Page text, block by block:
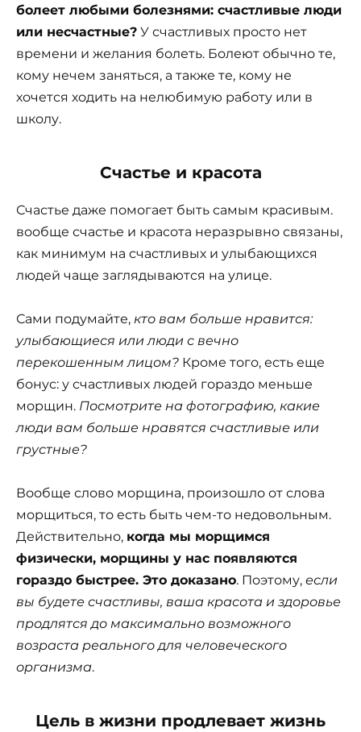
болеет любыми болезнями: счастливые люди
или несчастные? У счастливых просто нет
времени и желания болеть. Болеют обычно те,
кому нечем заняться, а также те, кому не
хочется ходить на нелюбимую работу или в
школу.
Счастье и красота
Счастье даже помогает быть самым красивым.
вообще счастье и красота неразрывно связаны,
как минимум на счастливых и улыбающихся
людей чаще заглядываются на улице.
Сами подумайте, кто вам больше нравится:
улыбающиеся или люди с вечно
перекошенным лицом? Кроме того, есть еще
бонус: у счастливых людей гораздо меньше
морщин. Посмотрите на фотографию, какие
люди вам больше нравятся счастливые или
грустные?
Вообще слово морщина, произошло от слова
морщиться, то есть быть чем-то недовольным.
Действительно, когда мы морщимся
физически, морщины у нас появляются
гораздо быстрее. Это доказано. Поэтому, если
вы будете счастливы, ваша красота и здоровье
продлятся до максимально возможного
возраста реального для человеческого
организма.
Цель в жизни продлевает жизнь